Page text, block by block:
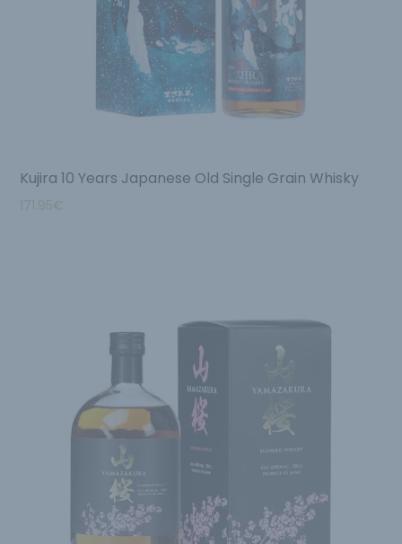
Kujira 10 Years Japanese Old Single Grain Whisky
171.95€